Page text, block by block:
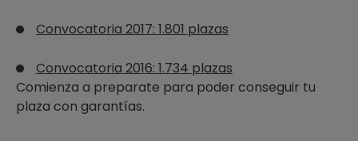
Convocatoria 2017: 1.801 plazas
Convocatoria 2016: 1.734 plazas
Comienza a preparate para poder conseguir tu
plaza con garantías.